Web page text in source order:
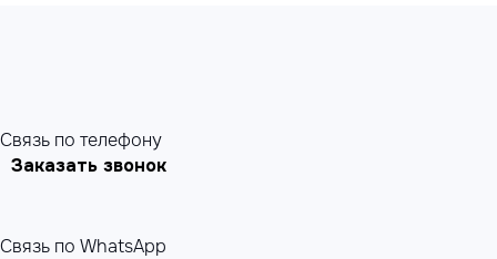
Cвязь по телефону
Заказать звонок
Связь по WhatsApp